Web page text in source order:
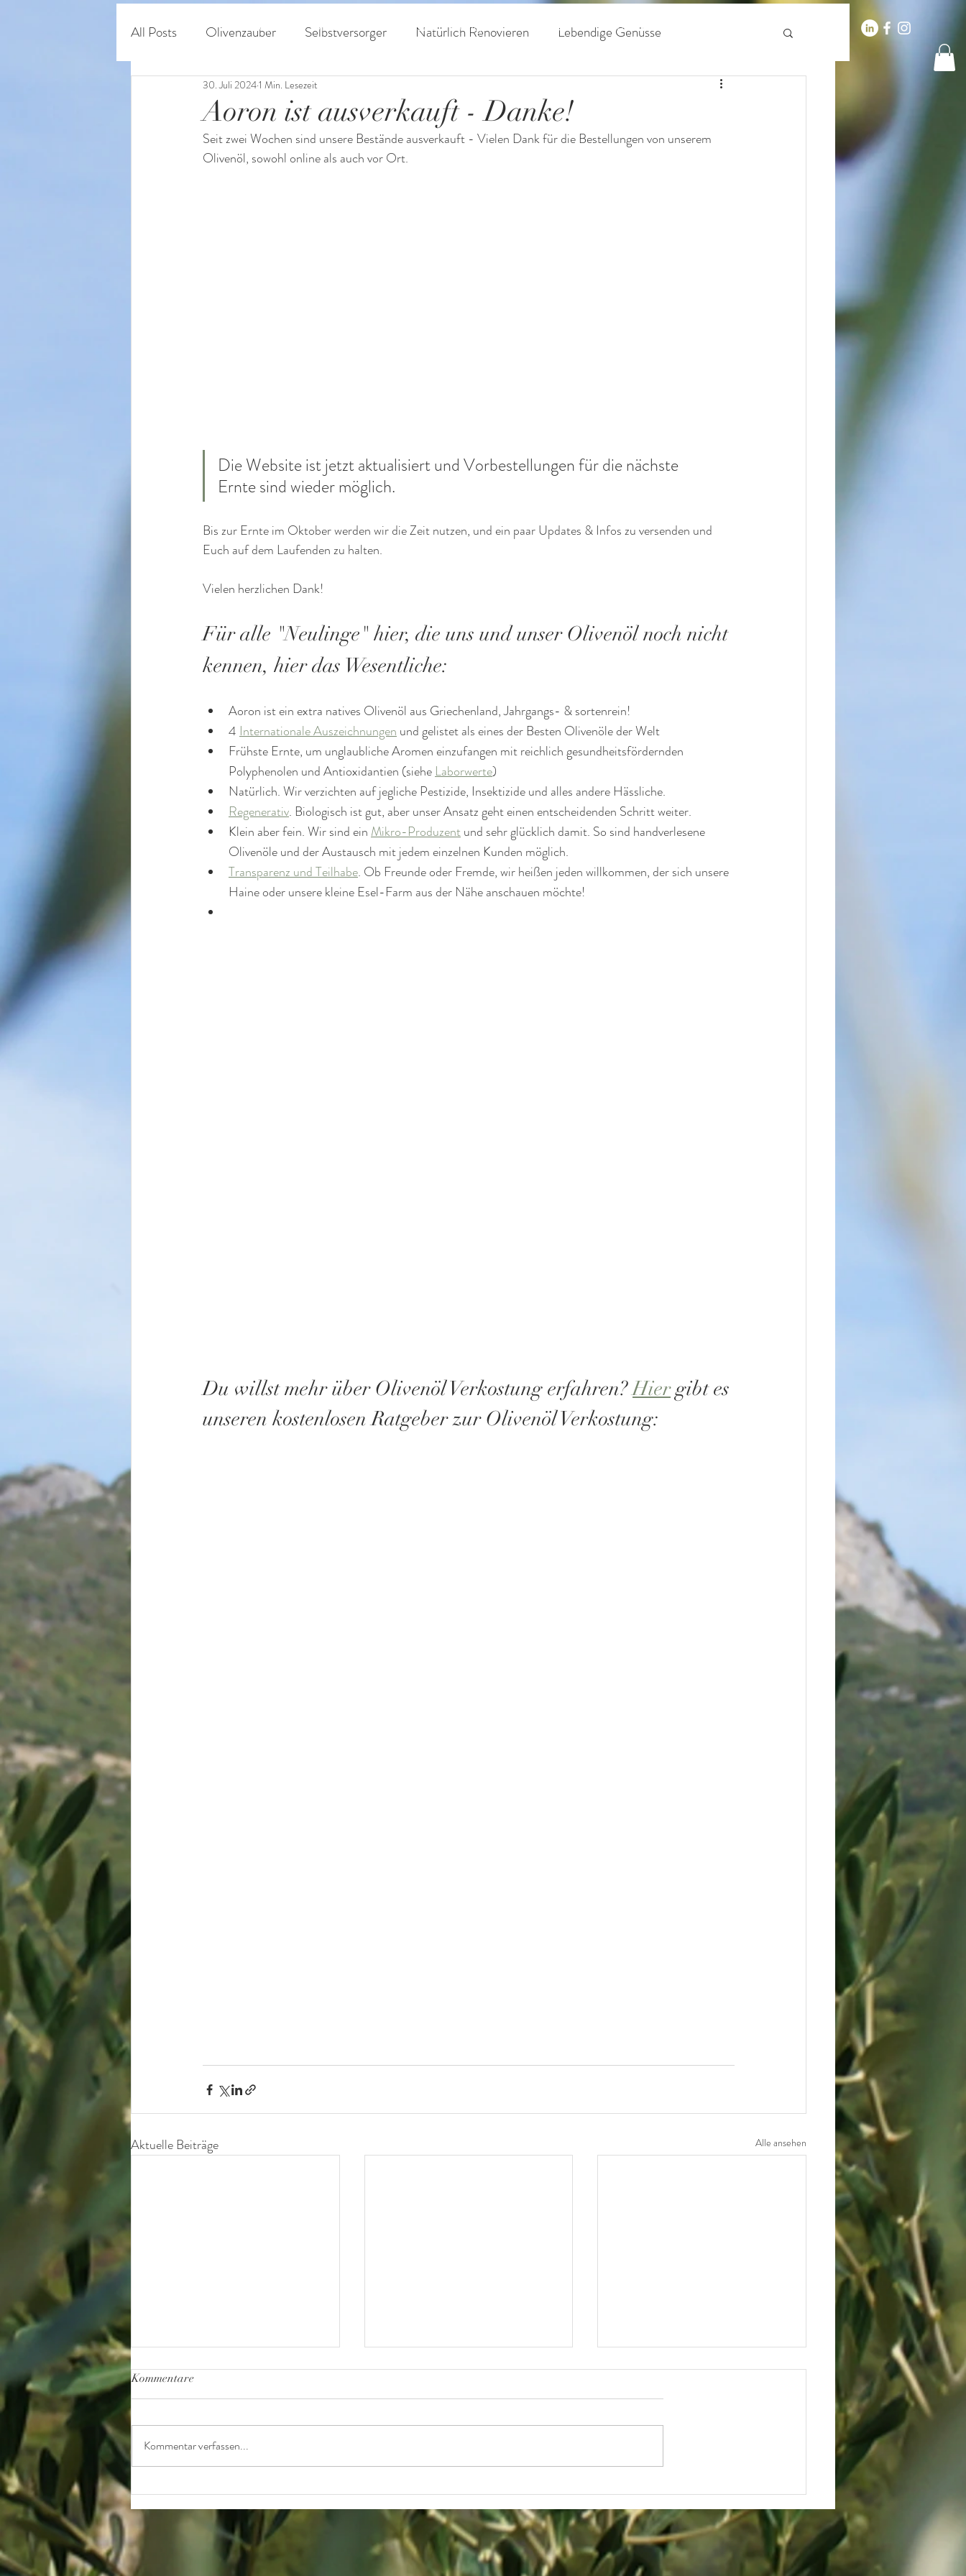
All Posts Olivenzauber Selbstversorger Natürlich Renovieren Lebendige Genüsse
Persönliches & Regeneratives Leben
Aoron ist ausverkauft - Danke!
30. Juli 20241 Min. Lesezeit
Seit zwei Wochen sind unsere Bestände ausverkauft - Vielen Dank für die Bestellungen von unserem
Olivenöl, sowohl online als auch vor Ort.
Die Website ist jetzt aktualisiert und Vorbestellungen für die nächste
Ernte sind wieder möglich.
Bis zur Ernte im Oktober werden wir die Zeit nutzen, und ein paar Updates & Infos zu versenden und
Euch auf dem Laufenden zu halten.
Vielen herzlichen Dank!
Für alle "Neulinge" hier, die uns und unser Olivenöl noch nicht
kennen, hier das Wesentliche:
Aoron ist ein extra natives Olivenöl aus Griechenland, Jahrgangs- & sortenrein!
4 Internationale Auszeichnungen und gelistet als eines der Besten Olivenöle der Welt
Frühste Ernte, um unglaubliche Aromen einzufangen mit reichlich gesundheitsfördernden
Polyphenolen und Antioxidantien (siehe Laborwerte)
Natürlich. Wir verzichten auf jegliche Pestizide, Insektizide und alles andere Hässliche.
Regenerativ. Biologisch ist gut, aber unser Ansatz geht einen entscheidenden Schritt weiter.
Klein aber fein. Wir sind ein Mikro-Produzent und sehr glücklich damit. So sind handverlesene
Olivenöle und der Austausch mit jedem einzelnen Kunden möglich.
Transparenz und Teilhabe. Ob Freunde oder Fremde, wir heißen jeden willkommen, der sich unsere
Haine oder unsere kleine Esel-Farm aus der Nähe anschauen möchte!
Du willst mehr über Olivenöl Verkostung erfahren? Hier gibt es
unseren kostenlosen Ratgeber zur Olivenöl Verkostung:
Aktuelle Beiträge Alle ansehen
Olivenfruchtfliege
Kommentare
Kommentar verfassen...
Home Shop Olivenöle Auszeichnungen Haine Kontakt